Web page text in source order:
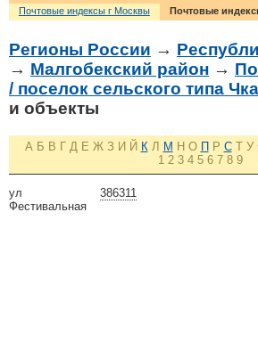
Почтовые индексы г Москвы Почтовые
Регионы России →
→ Малгобекский район →
/ поселок сельского типа
и объекты
А Б В Г Д Е Ж З И Й К Л М Н О П Р С Т У
1 2 3 4 5 6 7 8 9
386311
ул
Фестивальная